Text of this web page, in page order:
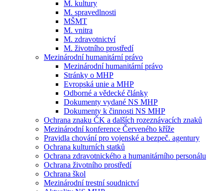
M. kultury
M. spravedlnosti
MŠMT
M. vnitra
M. zdravotnictví
M. životního prostředí
Mezinárodní humanitární právo
Mezinárodní humanitární právo
Stránky o MHP
Evropská unie a MHP
Odborné a vědecké články
Dokumenty vydané NS MHP
Dokumenty k činnosti NS MHP
Ochrana znaku ČK a dalších rozeznávacích znaků
Mezinárodní konference Červeného kříže
Pravidla chování pro vojenské a bezpeč. agentury
Ochrana kulturních statků
Ochrana zdravotnického a humanitárního personálu
Ochrana životního prostředí
Ochrana škol
Mezinárodní trestní soudnictví